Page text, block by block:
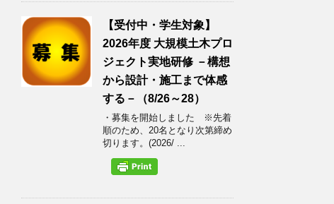
【受付中・学生対象】
2026年度 大規模土木プロ
ジェクト実地研修 －構想
から設計・施工まで体感
する－（8/26～28）
・募集を開始しました ※先着
順のため、20名となり次第締め
切ります。(2026/ ...